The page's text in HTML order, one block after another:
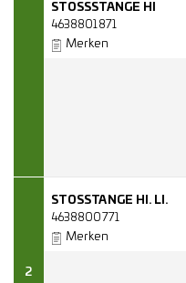
STOSSSTANGE HI
4638801871
Merken
2
STOSSTANGE HI. LI.
4638800771
Merken